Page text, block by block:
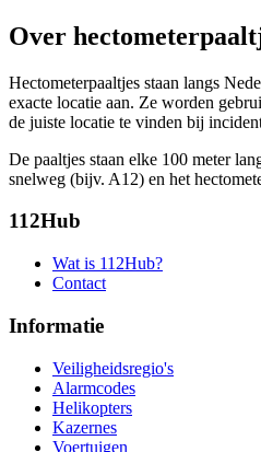
Over
Hectometerpaaltjes staan langs
exacte locatie aan. Ze worden
de juiste locatie te vinden bij
De paaltjes staan elke 100 meter
snelweg (bijv. A12) en het
112Hub
Wat is 112Hub?
Contact
Informatie
Veiligheidsregio's
Alarmcodes
Helikopters
Kazernes
Voertuigen